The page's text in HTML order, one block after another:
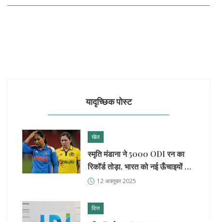
यादृच्छिक पोस्ट
खेल
स्मृति मंडाना ने 5000 ODI रन का
रिकॉर्ड तोड़ा, भारत को नई ऊँचाइयों पर
पहुंचाया12 अक्तूबर 2025
वित्त